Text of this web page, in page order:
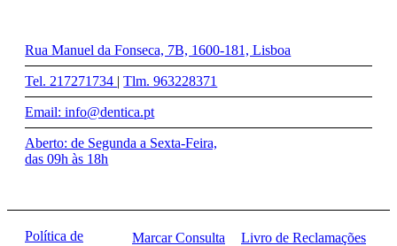
Rua Manuel da Fonseca, 7B, 1600-181, Lisboa
Tel. 217271734 |Tlm. 963228371
Email: info@dentica.pt
Aberto: de Segunda a Sexta-Feira,
das 09h às 18h
Marcar Consulta Livro de Reclamações
Política de